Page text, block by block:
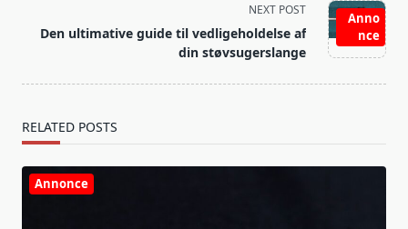
reader-
Anno
nce
NEXT POST
Den ultimative guide til vedligeholdelse af
din støvsugerslange
RELATED POSTS
Annonce